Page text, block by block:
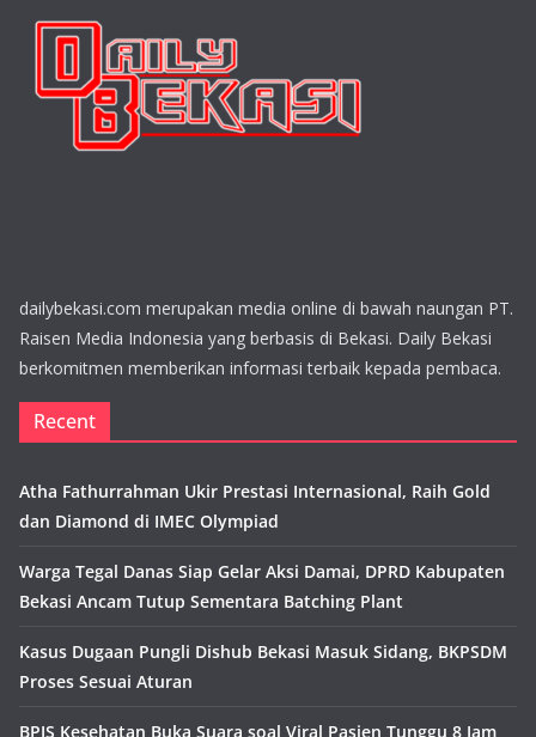
dailybekasi.com merupakan media online di bawah naungan PT.
Raisen Media Indonesia yang berbasis di Bekasi. Daily Bekasi
berkomitmen memberikan informasi terbaik kepada pembaca.
Recent
Atha Fathurrahman Ukir Prestasi Internasional, Raih Gold
dan Diamond di IMEC Olympiad
Warga Tegal Danas Siap Gelar Aksi Damai, DPRD Kabupaten
Bekasi Ancam Tutup Sementara Batching Plant
Kasus Dugaan Pungli Dishub Bekasi Masuk Sidang, BKPSDM
Proses Sesuai Aturan
BPJS Kesehatan Buka Suara soal Viral Pasien Tunggu 8 Jam